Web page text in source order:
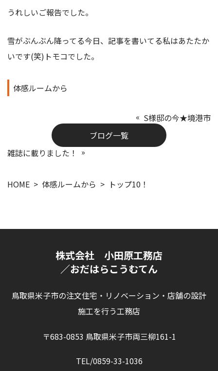
うれしいご報告でした。
雪がぶんぶん降ってる今日、記事を書いてる私はあたたか
いです(笑)トモコでした。
体感ルームから
S様邸の今★境港市
ブログ一覧
雑誌に載りました！
HOME 体感ルームから トップ10！
株式会社 小田原工務店
／おだはらこうむてん
鳥取県米子市の注文住宅・リノベーション・店舗の設計
施工を行う工務店
〒683-0853 鳥取県米子市両三柳161-1
TEL/0859-33-1036